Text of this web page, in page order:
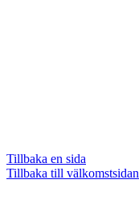
Tillbaka en sida
Tillbaka till välkomstsidan